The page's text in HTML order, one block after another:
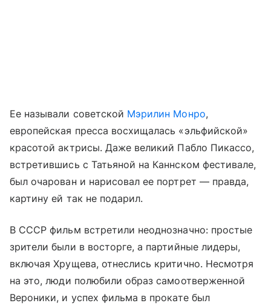
Ее называли советской Мэрилин Монро,
европейская пресса восхищалась «эльфийской»
красотой актрисы. Даже великий Пабло Пикассо,
встретившись с Татьяной на Каннском фестивале,
был очарован и нарисовал ее портрет — правда,
картину ей так не подарил.
В СССР фильм встретили неоднозначно: простые
зрители были в восторге, а партийные лидеры,
включая Хрущева, отнеслись критично. Несмотря
на это, люди полюбили образ самоотверженной
Вероники, и успех фильма в прокате был